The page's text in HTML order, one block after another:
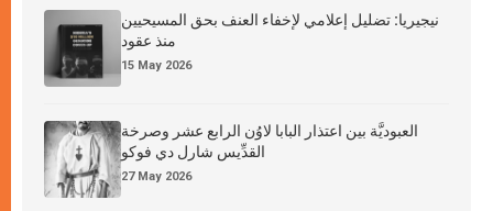
نيجيريا: تضليل إعلامي لإخفاء العنف بحق المسيحيين
منذ عقود
15 May 2026
العبوديَّة بين اعتذار البابا لاوُن الرابع عشر وصرخة
القدِّيس شارل دي فوكو
27 May 2026